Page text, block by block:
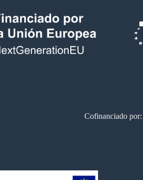
Cofinanciado por: